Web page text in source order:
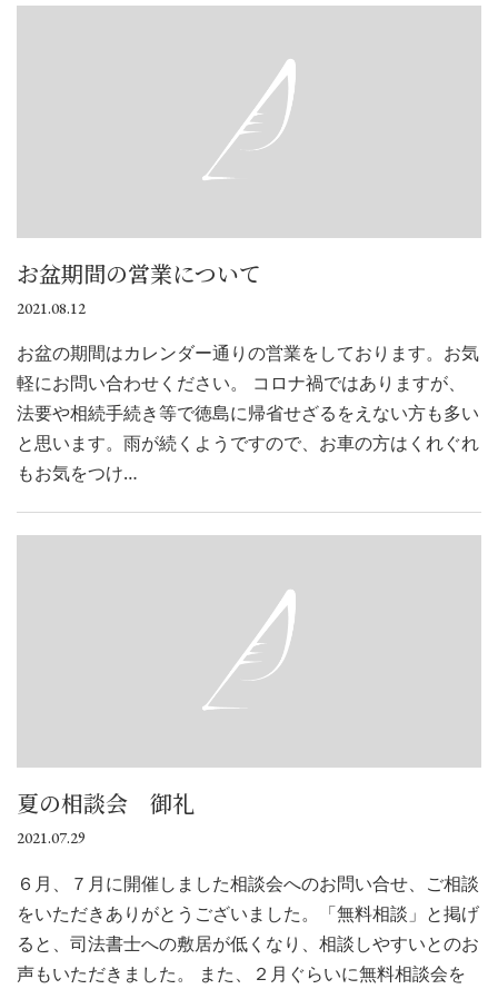
お盆期間の営業について
2021.08.12
お盆の期間はカレンダー通りの営業をしております。お気
軽にお問い合わせください。 コロナ禍ではありますが、
法要や相続手続き等で徳島に帰省せざるをえない方も多い
と思います。雨が続くようですので、お車の方はくれぐれ
もお気をつけ…
夏の相談会 御礼
2021.07.29
６月、７月に開催しました相談会へのお問い合せ、ご相談
をいただきありがとうございました。「無料相談」と掲げ
ると、司法書士への敷居が低くなり、相談しやすいとのお
声もいただきました。 また、２月ぐらいに無料相談会を